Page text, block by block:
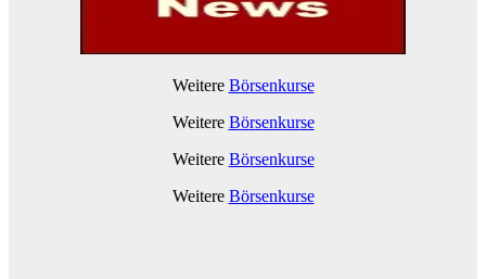
Weitere Börsenkurse
Weitere Börsenkurse
Weitere Börsenkurse
Weitere Börsenkurse